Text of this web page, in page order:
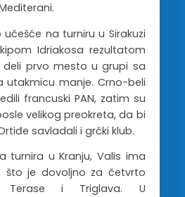
učešće na turniru u Sirakuzi
Idriakosa rezultatom
deli prvo mesto u grupi sa
utakmicu manje. Crno-beli
francuski PAN, zatim su
velikog preokreta, da bi
savladali i grčki klub.
turnira u Kranju, Valis ima
što je dovoljno za četvrto
Terase i Triglava. U